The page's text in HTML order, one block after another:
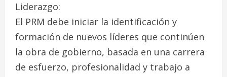
Liderazgo:
El PRM debe iniciar la identificación y
formación de nuevos líderes que continúen
la obra de gobierno, basada en una carrera
de esfuerzo, profesionalidad y trabajo a